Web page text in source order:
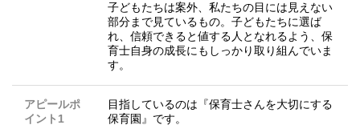
子どもたちは案外、私たちの目には見えない
部分まで見ているもの。子どもたちに選ば
れ、信頼できると値する人となれるよう、保
育士自身の成長にもしっかり取り組んでいま
す。
アピールポ
イント1
目指しているのは『保育士さんを大切にする
保育園』です。